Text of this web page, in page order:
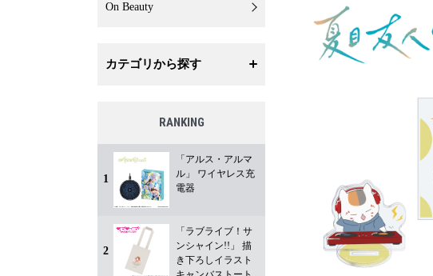
On Beauty
カテゴリから探す
RANKING
1
「アルス・アルマ
ル」 ワイヤレス充
電器
2
「ラブライブ！サ
ンシャイン!!」 描
き下ろしイラスト